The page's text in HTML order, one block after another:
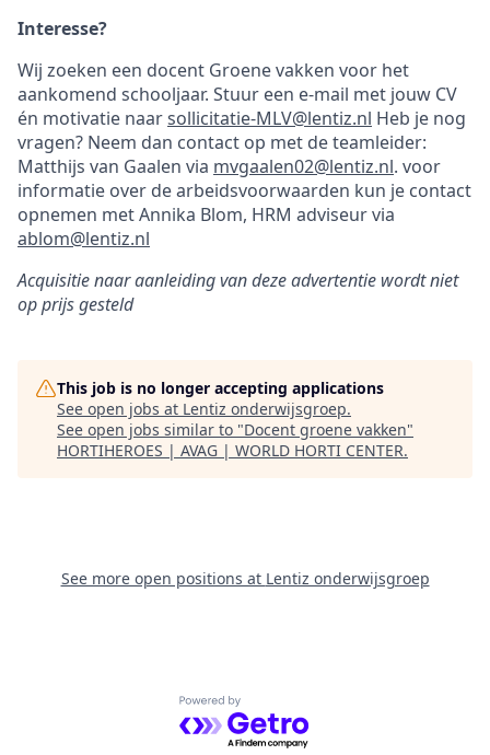
Interesse?
Wij zoeken een docent Groene vakken voor het
aankomend schooljaar. Stuur een e-mail met jouw CV
én motivatie naarsollicitatie-MLV@lentiz.nl Heb je nog
vragen? Neem dan contact op met de teamleider:
Matthijs van Gaalen via mvgaalen02@lentiz.nl. voor
informatie over de arbeidsvoorwaarden kun je contact
opnemen met Annika Blom, HRM adviseur via
ablom@lentiz.nl
Acquisitie naar aanleiding van deze advertentie wordt niet
op prijs gesteld
This job is no longer accepting applications
See open jobs at Lentiz onderwijsgroep.
See open jobs similar to "Docent groene vakken"
HORTIHEROES | AVAG | WORLD HORTI CENTER.
See more open positions at Lentiz onderwijsgroep
Powered by Getro.com